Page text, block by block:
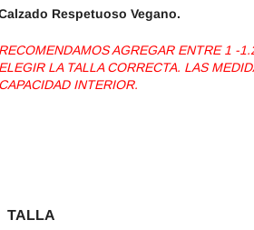
Respetuoso Vegano.
RECOMENDAMOS AGREGAR ENTRE 1 -
ELEGIR LA TALLA CORRECTA. LAS
CAPACIDAD INTERIOR.
TALLA